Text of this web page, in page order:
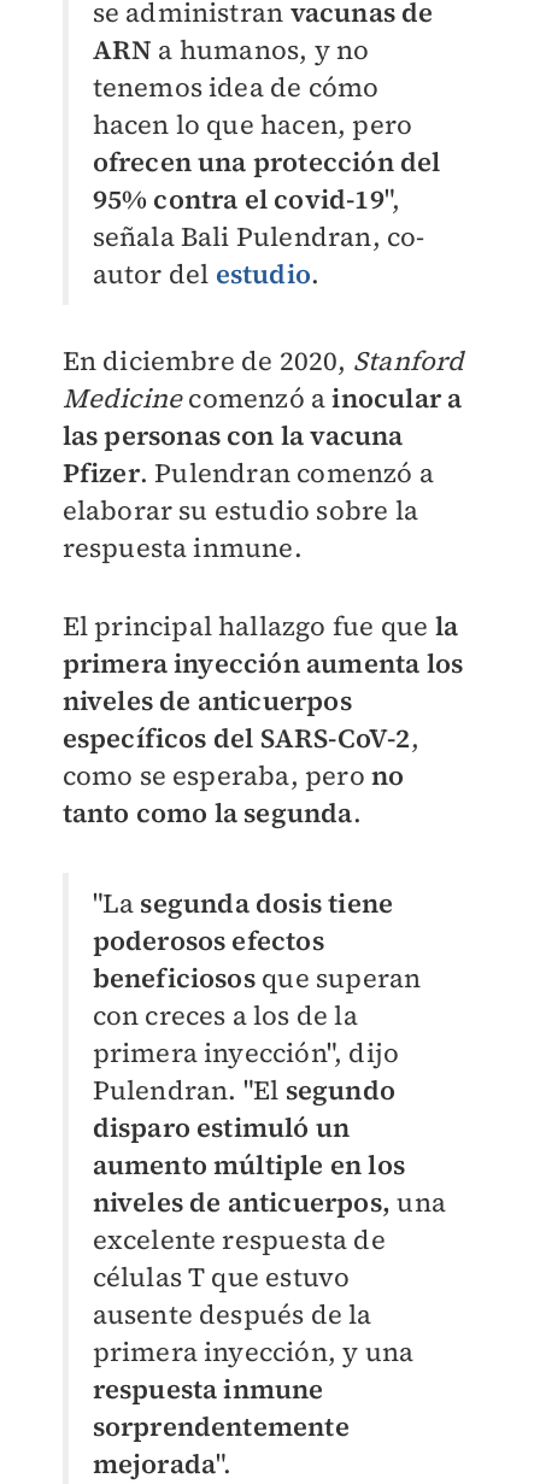
se administran vacunas de
ARN a humanos, y no
tenemos idea de cómo
hacen lo que hacen, pero
ofrecen una protección del
95% contra el covid-19",
señala Bali Pulendran, co-
autor del estudio.
En diciembre de 2020, Stanford
Medicinecomenzó ainocular a
las personas con la vacuna
Pfizer. Pulendran comenzó a
elaborar su estudio sobre la
respuesta inmune.
El principal hallazgo fue que la
primera inyección aumenta los
niveles de anticuerpos
específicos del SARS-CoV-2,
como se esperaba, perono
tanto como la segunda.
"La segunda dosis tiene
poderosos efectos
beneficiososque superan
con creces a los de la
primera inyección", dijo
Pulendran. "El segundo
disparo estimuló un
aumento múltiple en los
niveles de anticuerpos, una
excelente respuesta de
células T que estuvo
ausente después de la
primera inyección, y una
respuesta inmune
sorprendentemente
mejorada".